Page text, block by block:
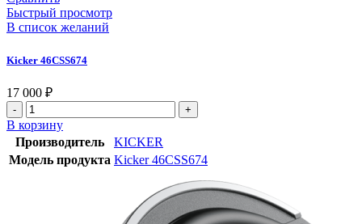
Быстрый просмотр
В список желаний
Kicker 46CSS674
17 000 ₽
В корзину
Производитель
KICKER
Модель продукта Kicker 46CSS674